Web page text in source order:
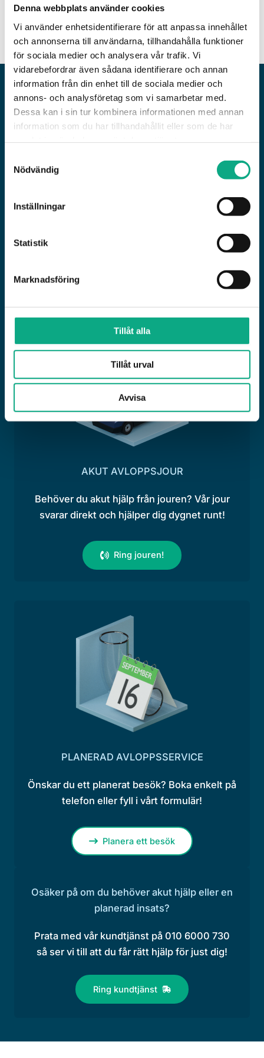
Denna webbplats använder cookies
Vi använder enhetsidentifierare för att anpassa innehållet
och annonserna till användarna, tillhandahålla funktioner
för sociala medier och analysera vår trafik. Vi
vidarebefordrar även sådana identifierare och annan
information från din enhet till de sociala medier och
annons- och analysföretag som vi samarbetar med.
Dessa kan i sin tur kombinera informationen med annan
information som du har tillhandahållit eller som de har
Nödvändig
Inställningar
Statistik
Marknadsföring
Tillåt alla
Tillåt urval
Avvisa
JOUR ELLER PLANERAT?
Planerad insats eller snabb utryckning, vi löser
Akuta stopp i avlopp eller slamavskiljare löser vi
med 1 timmes responstid på jourtelefonen 010
6000 733. Planerat underhåll, rörinspektion och
stamspolning bokas via kundtjänst på 010 6000
jour-tjänster, de är planerade och bokas i förväg,
topp för att slippa väntetid. Jouren finns dygnet
AKUT AVLOPPSJOUR
Behöver du akut hjälp från jouren? Vår jour
svarar direkt och hjälper dig dygnet runt!
Ring jouren!
PLANERAD AVLOPPSSERVICE
Önskar du ett planerat besök? Boka enkelt på
telefon eller fyll i vårt formulär!
Planera ett besök
Osäker på om du behöver akut hjälp eller en
planerad insats?
Prata med vår kundtjänst på 010 6000 730
så ser vi till att du får rätt hjälp för just dig!
Ring kundtjänst